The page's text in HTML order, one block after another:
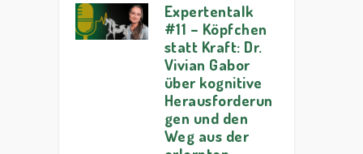
Expertentalk
#11 – Köpfchen
statt Kraft: Dr.
Vivian Gabor
über kognitive
Herausforderun
gen und den
Weg aus der